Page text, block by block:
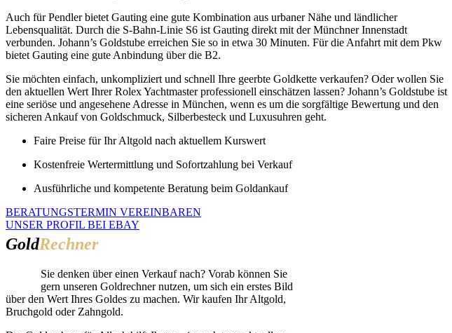
Auch für Pendler bietet Gauting eine gute Kombination aus urbaner Nähe und ländlicher
Lebensqualität. Durch die S-Bahn-Linie S6 ist Gauting direkt mit der Münchner Innenstadt
verbunden. Johann’s Goldstube erreichen Sie so in etwa 30 Minuten. Für die Anfahrt mit dem Pkw
bietet Gauting eine gute Anbindung über die B2.
Sie möchten einfach, unkompliziert und schnell Ihre geerbte Goldkette verkaufen? Oder wollen Sie
den aktuellen Wert Ihrer Rolex Yachtmaster professionell einschätzen lassen? Johann’s Goldstube ist
eine seriöse und angesehene Adresse in München, wenn es um die sorgfältige Bewertung und den
sicheren Ankauf von Goldschmuck, Silberbesteck und Luxusuhren geht.
Faire Preise für Ihr Altgold nach aktuellem Kurswert
Kostenfreie Wertermittlung und Sofortzahlung bei Verkauf
Ausführliche und kompetente Beratung beim Goldankauf
BERATUNGSTERMIN VEREINBAREN
UNSER PROFIL BEI EBAY
GoldRechner
Sie denken über einen Verkauf nach? Vorab können Sie
gern unseren Goldrechner nutzen, um sich ein erstes Bild
über den Wert Ihres Goldes zu machen. Wir kaufen Ihr Altgold,
Bruchgold oder Zahngold.